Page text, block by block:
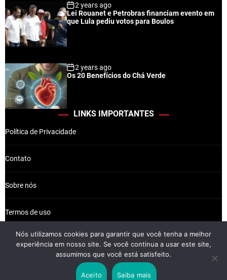
2 years ago
Lei Rouanet e Petrobras financiam evento em
que Lula pediu votos para Boulos
2 years ago
Os 20 Benefícios do Chá Verde
LINKS IMPORTANTES
Política de Privacidade
Contato
Sobre nós
Termos de uso
Wikkiz © 2026 Newsreach.
Nós utilizamos cookies para garantir que você tenha a melhor
experiência em nosso site. Se você continua a usar este site,
assumimos que você está satisfeito.
Aceito Saiba mais